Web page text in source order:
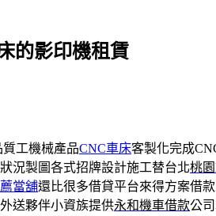
的影印機租賃
工機械產品CNC車床客製化完成
況製圖各式招牌設計施工替台北桃
當舖還比很多借貸平台來得方案借
送夥伴小資族提供永和機車借款公